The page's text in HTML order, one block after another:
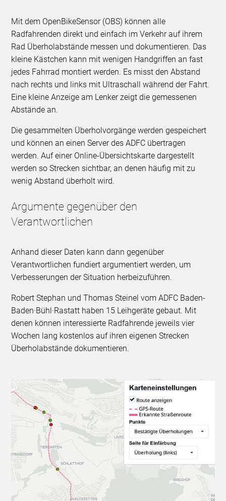
Mit dem OpenBikeSensor (OBS) können alle
Radfahrenden direkt und einfach im Verkehr auf ihrem
Rad Überholabstände messen und dokumentieren. Das
kleine Kästchen kann mit wenigen Handgriffen an fast
jedes Fahrrad montiert werden. Es misst den Abstand
nach rechts und links mit Ultraschall während der Fahrt.
Eine kleine Anzeige am Lenker zeigt die gemessenen
Abstände an.
Die gesammelten Überholvorgänge werden gespeichert
und können an einen Server des ADFC übertragen
werden. Auf einer Online-Übersichtskarte dargestellt
werden so Strecken sichtbar, an denen häufig mit zu
wenig Abstand überholt wird.
Argumente gegenüber den
Verantwortlichen
Anhand dieser Daten kann dann gegenüber
Verantwortlichen fundiert argumentiert werden, um
Verbesserungen der Situation herbeizuführen.
Robert Stephan und Thomas Steinel vom ADFC Baden-
Baden·Bühl·Rastatt haben 15 Leihgeräte gebaut. Mit
denen können interessierte Radfahrende jeweils vier
Wochen lang kostenlos auf ihren eigenen Strecken
Überholabstände dokumentieren.